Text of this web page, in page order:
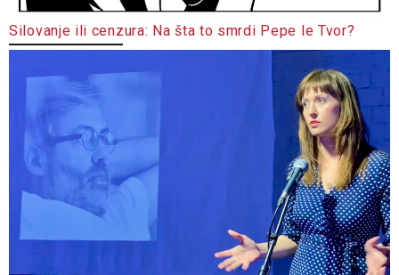
Silovanje ili cenzura: Na šta to smrdi Pepe le Tvor?